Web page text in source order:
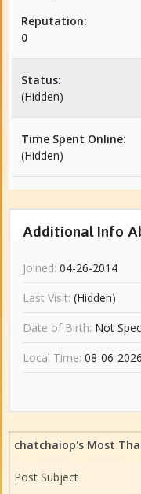
Reputation:
0
Status:
(Hidden)
Time Spent Online:
(Hidden)
Additional Info
Joined: 04-26-2014
Last Visit: (Hidden)
Date of Birth: Not
Local Time: 08-06-
chatchaiop's Most
Post Subject